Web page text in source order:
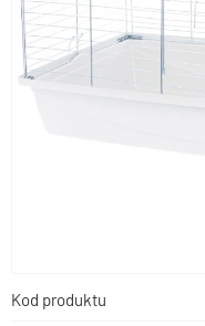
Kod produktu